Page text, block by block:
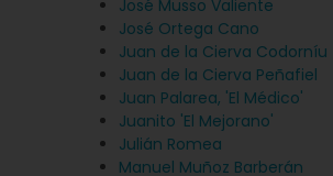
José Musso Valiente
José Ortega Cano
Juan de la Cierva Codorníu
Juan de la Cierva Peñafiel
Juan Palarea, 'El Médico'
Juanito 'El Mejorano'
Julián Romea
Manuel Muñoz Barberán